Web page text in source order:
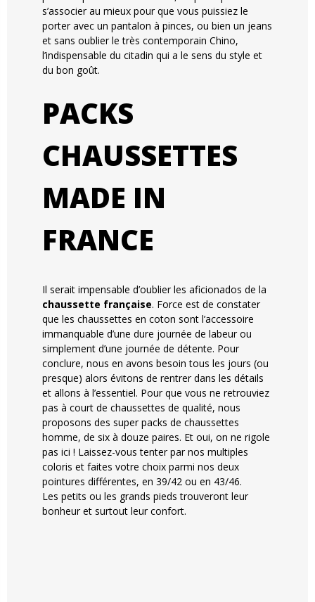
s’associer au mieux pour que vous puissiez le
porter avec un pantalon à pinces, ou bien un jeans
et sans oublier le très contemporain Chino,
l’indispensable du citadin qui a le sens du style et
du bon goût.
PACKS
CHAUSSETTES
MADE IN
FRANCE
Il serait impensable d’oublier les aficionados de la
chaussette française. Force est de constater
que les chaussettes en coton sont l’accessoire
immanquable d’une dure journée de labeur ou
simplement d’une journée de détente. Pour
conclure, nous en avons besoin tous les jours (ou
presque) alors évitons de rentrer dans les détails
et allons à l’essentiel. Pour que vous ne retrouviez
pas à court de chaussettes de qualité, nous
proposons des super packs de chaussettes
homme, de six à douze paires. Et oui, on ne rigole
pas ici ! Laissez-vous tenter par nos multiples
coloris et faites votre choix parmi nos deux
pointures différentes, en 39/42 ou en 43/46.
Les petits ou les grands pieds trouveront leur
bonheur et surtout leur confort.